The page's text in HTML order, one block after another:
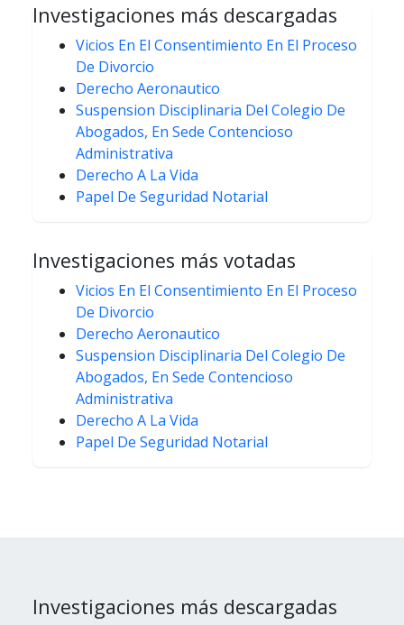
Investigaciones más descargadas
Vicios En El Consentimiento En El Proceso
De Divorcio
Derecho Aeronautico
Suspension Disciplinaria Del Colegio De
Abogados, En Sede Contencioso
Administrativa
Derecho A La Vida
Papel De Seguridad Notarial
Investigaciones más votadas
Vicios En El Consentimiento En El Proceso
De Divorcio
Derecho Aeronautico
Suspension Disciplinaria Del Colegio De
Abogados, En Sede Contencioso
Administrativa
Derecho A La Vida
Papel De Seguridad Notarial
Investigaciones más descargadas